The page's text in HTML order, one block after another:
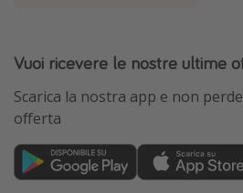
Vuoi ricevere le nostre ultime
Scarica la nostra app e non
offerta